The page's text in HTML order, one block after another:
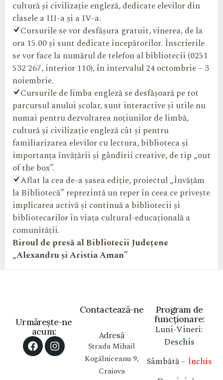
cultură și civilizație engleză, dedicate elevilor din
clasele a III-a și a IV-a.
Cursurile se vor desfășura gratuit, vinerea, de la
ora 15.00 și sunt dedicate începătorilor. Înscrierile
se vor face la numărul de telefon al bibliotecii (0251
532 267, interior 110), în intervalul 24 octombrie – 3
noiembrie.
Cursurile de limba engleză se desfășoară pe tot
parcursul anului școlar, sunt interactive și utile nu
numai pentru dezvoltarea noțiunilor de limbă,
cultură și civilizație engleză cât și pentru
familiarizarea elevilor cu lectura, biblioteca și
importanța învățării și gândirii creative, de tip „out
of the box”.
Aflat la cea de-a șasea ediție, proiectul „Învățăm
la Bibliotecă” reprezintă un reper în ceea ce privește
implicarea activă și continuă a bibliotecii și
bibliotecarilor în viața cultural-educațională a
comunității.
Biroul de presă al Bibliotecii Județene
„Alexandru și Aristia Aman”
Program de
funcționare:
Luni-Vineri:
Deschis
Sâmbătă – Închis
Contactează-ne
Adresă
Strada Mihail
Kogălniceanu 9,
Craiova
Urmărește-ne
acum: